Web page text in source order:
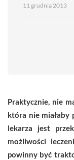
11 grudnia 2013
Praktycznie, nie
która nie miałaby
lekarza jest
możliwości
powinny być